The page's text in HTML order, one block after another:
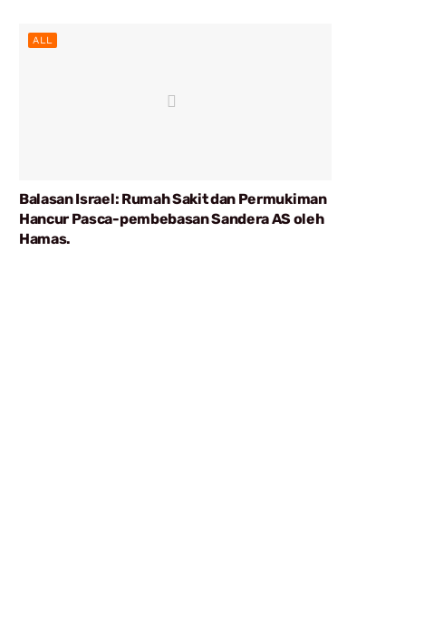
ALL
Balasan Israel: Rumah Sakit dan Permukiman
Hancur Pasca-pembebasan Sandera AS oleh
Hamas.